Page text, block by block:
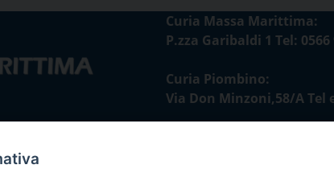
Curia Massa Marittima:
P.zza Garibaldi 1 Tel: 0566
Curia Piombino:
Via Don Minzoni,58/A Tel